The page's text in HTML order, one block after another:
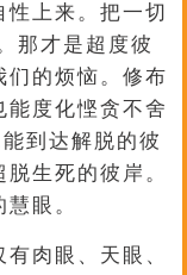
上来。把一切
那才是超度彼
们的烦恼。修布
能度化悭贪不舍
到达解脱的彼
生死的彼岸。
眼。
肉眼、天眼、